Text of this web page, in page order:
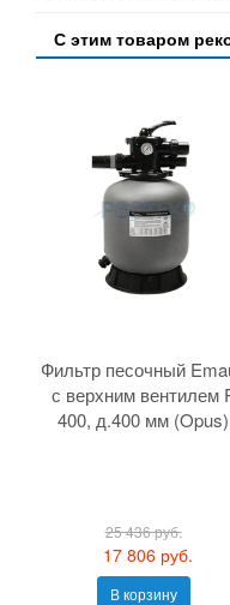
С этим товаром
Фильтр песочный
с верхним вентилем
400, д.400 мм (Opus)
25 436 руб.
17 806 руб.
В корзину